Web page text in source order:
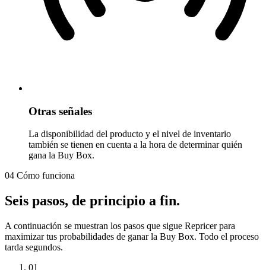
Otras señales
La disponibilidad del producto y el nivel de inventario
también se tienen en cuenta a la hora de determinar quién
gana la Buy Box.
04 Cómo funciona
Seis pasos, de principio a fin.
A continuación se muestran los pasos que sigue Repricer para
maximizar tus probabilidades de ganar la Buy Box. Todo el proceso
tarda segundos.
01